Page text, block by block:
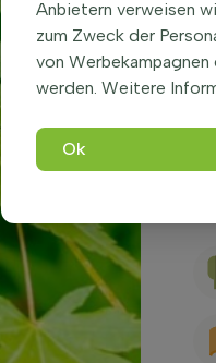
Anbietern verweisen
zum Zweck der
von
werden. Weitere
Ok